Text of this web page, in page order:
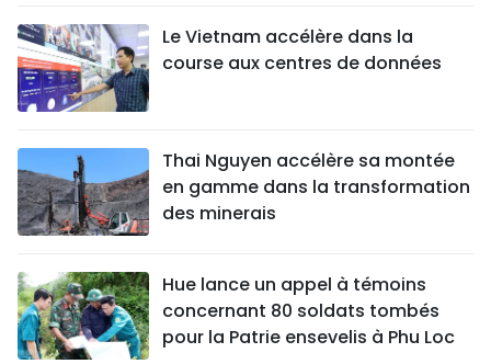
Le Vietnam accélère dans la
course aux centres de données
Thai Nguyen accélère sa montée
en gamme dans la transformation
des minerais
Hue lance un appel à témoins
concernant 80 soldats tombés
pour la Patrie ensevelis à Phu Loc